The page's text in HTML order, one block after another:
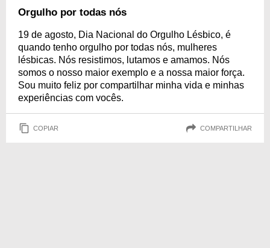
Orgulho por todas nós
19 de agosto, Dia Nacional do Orgulho Lésbico, é
quando tenho orgulho por todas nós, mulheres
lésbicas. Nós resistimos, lutamos e amamos. Nós
somos o nosso maior exemplo e a nossa maior força.
Sou muito feliz por compartilhar minha vida e minhas
experiências com vocês.
COPIAR COMPARTILHAR